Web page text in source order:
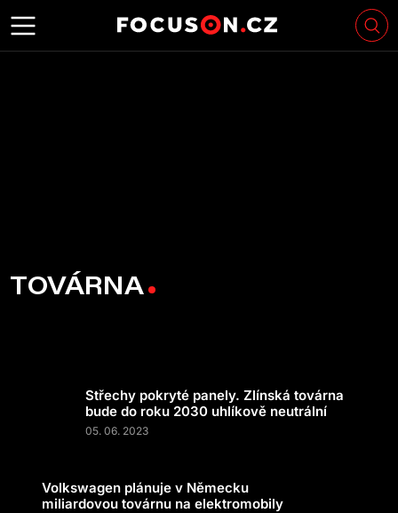
TOVÁRNA
Střechy pokryté panely. Zlínská továrna
bude do roku 2030 uhlíkově neutrální
05. 06. 2023
Volkswagen plánuje v Německu
miliardovou továrnu na elektromobily